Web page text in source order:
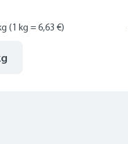
kg(1 kg = 6,63 €)